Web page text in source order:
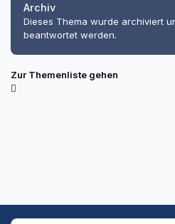
Archiv
Dieses Thema wurde archiviert
beantwortet werden.
Zur Themenliste gehen